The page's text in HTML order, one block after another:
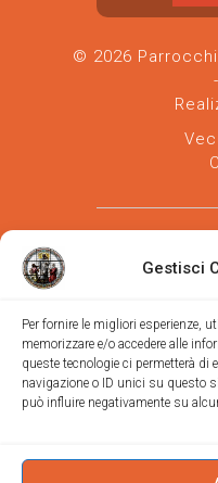
Gestisci
Per fornire le migliori esperienze,
memorizzare e/o accedere alle
queste tecnologie ci permetterà di
navigazione o ID unici su questo
può influire negativamente su
© 2026
Parrocchia san
via Vittorino